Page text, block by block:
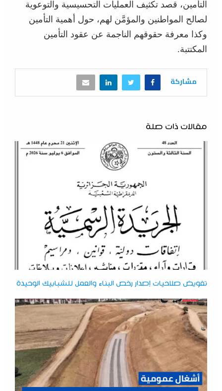
التأمين، قصد تكثيف العمليات التحسيسية والتوعوية
لصالح المواطنين والمؤمَّن لهم، حول أهمية التأمين
وكذا معرفة حقوقهم الناجمة عن عقود التأمين
المكتتبة.
مشاركة
مقالات ذات صلة
تفويض صلاحيات إصدار رخص البناء والعمل للشبابيك الوحيدة